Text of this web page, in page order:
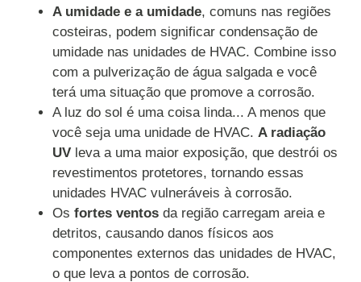
A umidade e a umidade, comuns nas regiões
costeiras, podem significar condensação de
umidade nas unidades de HVAC. Combine isso
com a pulverização de água salgada e você
terá uma situação que promove a corrosão.
A luz do sol é uma coisa linda... A menos que
você seja uma unidade de HVAC. A radiação
UV leva a uma maior exposição, que destrói os
revestimentos protetores, tornando essas
unidades HVAC vulneráveis à corrosão.
Os fortes ventos da região carregam areia e
detritos, causando danos físicos aos
componentes externos das unidades de HVAC,
o que leva a pontos de corrosão.